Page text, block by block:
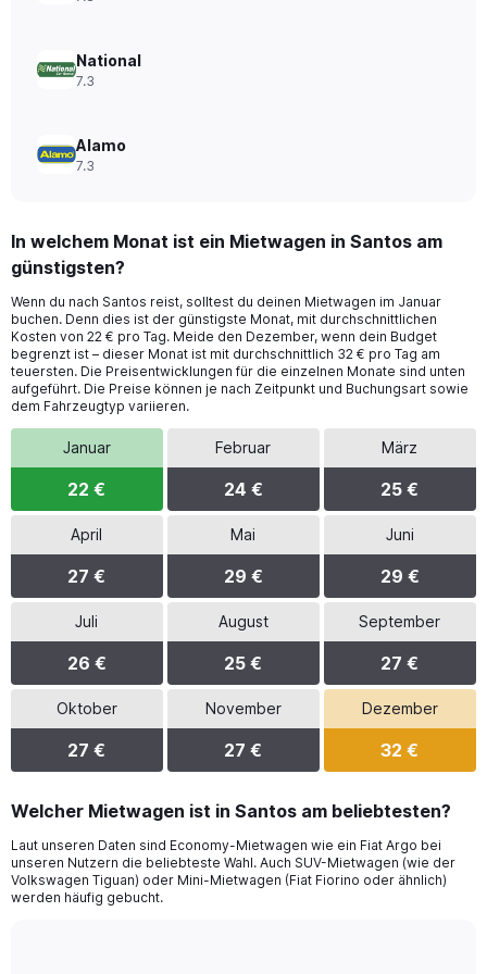
National
7.3
Alamo
7.3
In welchem Monat ist ein Mietwagen in Santos am
günstigsten?
Wenn du nach Santos reist, solltest du deinen Mietwagen im Januar
buchen. Denn dies ist der günstigste Monat, mit durchschnittlichen
Kosten von 22 € pro Tag. Meide den Dezember, wenn dein Budget
begrenzt ist – dieser Monat ist mit durchschnittlich 32 € pro Tag am
teuersten. Die Preisentwicklungen für die einzelnen Monate sind unten
aufgeführt. Die Preise können je nach Zeitpunkt und Buchungsart sowie
dem Fahrzeugtyp variieren.
Januar
22 €
Februar
24 €
März
25 €
April
27 €
Mai
29 €
Juni
29 €
Juli
26 €
August
25 €
September
27 €
Oktober
27 €
November
27 €
Dezember
32 €
Welcher Mietwagen ist in Santos am beliebtesten?
Laut unseren Daten sind Economy-Mietwagen wie ein Fiat Argo bei
unseren Nutzern die beliebteste Wahl. Auch SUV-Mietwagen (wie der
Volkswagen Tiguan) oder Mini-Mietwagen (Fiat Fiorino oder ähnlich)
werden häufig gebucht.